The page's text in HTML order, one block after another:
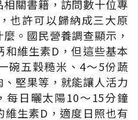
關書籍，訪問數十位專
也許可以歸納成三大原
。國民營養調查顯示，
維生素D，但這些基本
碗五穀糙米、4～5份蔬
堅果等，就能讓人活力
每日曬太陽10～15分鐘
維生素D，適度日照也有